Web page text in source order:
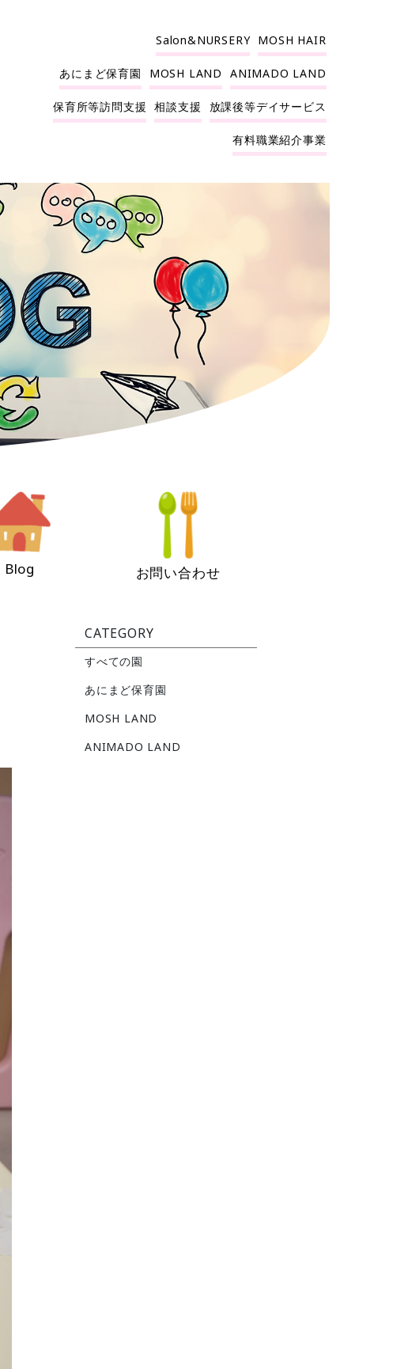
Salon&NURSERY MOSH HAIR
あにまど保育園 MOSH LAND ANIMADO LAND
保育所等訪問支援 相談支援 放課後等デイサービス
有料職業紹介事業
Blog お問い合わせ
CATEGORY
すべての園
あにまど保育園
MOSH LAND
ANIMADO LAND